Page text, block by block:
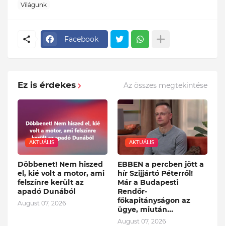
Világunk
Facebook
Ez is érdekes Az összes megtekintése
AKTUÁLIS
Döbbenet! Nem hiszed
el, kié volt a motor, ami
felszínre került az
apadó Dunából
August 07, 2026
AKTUÁLIS
EBBEN a percben jött a
hír Szijjártó Péterről!
Már a Budapesti
Rendőr-
főkapitányságon az
ügye, miután...
August 07, 2026